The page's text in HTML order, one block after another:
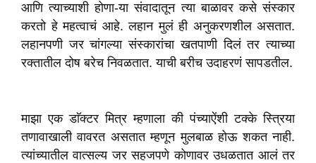
आणि त्याच्याशी होणा-या संवादातून त्या बाळावर कसे संस्कार
करतो हे महत्वाचं आहे. लहान मुलं ही अनुकरणशील असतात.
लहानपणी जर चांगल्या संस्कारांचा खतपाणी दिलं तर त्याच्या
रक्तातील दोष बरेच निवळतात. याची बरीच उदाहरणं सापडतील.
माझा एक डाॅक्टर मित्र म्हणाला की पंच्याऐंशी टक्के स्त्रिया
तणावाखाली वावरत असतात म्हणून मुलबाळ होऊ शकत नाही.
त्यांच्यातील वात्सल्य जर सहजपणे कोणावर उधळतात आलं तर